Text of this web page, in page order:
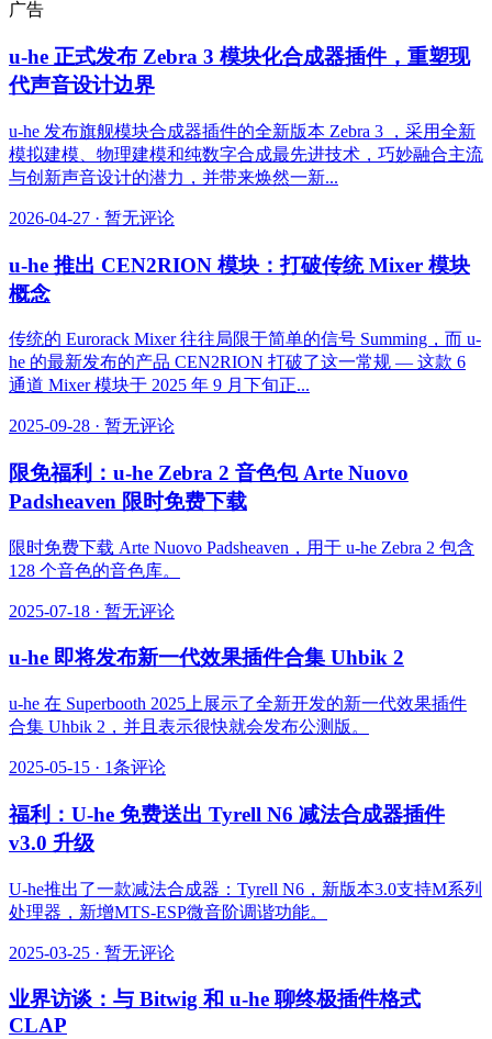
广告
u-he 正式发布 Zebra 3 模块化合成器插件，重塑现
代声音设计边界
u-he 发布旗舰模块合成器插件的全新版本 Zebra 3 ，采用全新
模拟建模、物理建模和纯数字合成最先进技术，巧妙融合主流
与创新声音设计的潜力，并带来焕然一新...
2026-04-27 · 暂无评论
u-he 推出 CEN2RION 模块：打破传统 Mixer 模块
概念
传统的 Eurorack Mixer 往往局限于简单的信号 Summing，而 u-
he 的最新发布的产品 CEN2RION 打破了这一常规 — 这款 6
通道 Mixer 模块于 2025 年 9 月下旬正...
2025-09-28 · 暂无评论
限免福利：u-he Zebra 2 音色包 Arte Nuovo
Padsheaven 限时免费下载
限时免费下载 Arte Nuovo Padsheaven，用于 u-he Zebra 2 包含
128 个音色的音色库。
2025-07-18 · 暂无评论
u-he 即将发布新一代效果插件合集 Uhbik 2
u-he 在 Superbooth 2025上展示了全新开发的新一代效果插件
合集 Uhbik 2，并且表示很快就会发布公测版。
2025-05-15 · 1条评论
福利：U-he 免费送出 Tyrell N6 减法合成器插件
v3.0 升级
U-he推出了一款减法合成器：Tyrell N6，新版本3.0支持M系列
处理器，新增MTS-ESP微音阶调谐功能。
2025-03-25 · 暂无评论
业界访谈：与 Bitwig 和 u-he 聊终极插件格式
CLAP